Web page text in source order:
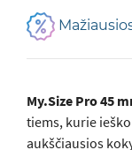
My.Size Pro 45
tiems, kurie
aukščiausios